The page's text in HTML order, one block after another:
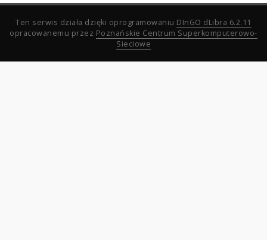
Ten serwis działa dzięki oprogramowaniu DInGO dLibra 6.2.11
opracowanemu przez Poznańskie Centrum Superkomputerowo-
Sieciowe